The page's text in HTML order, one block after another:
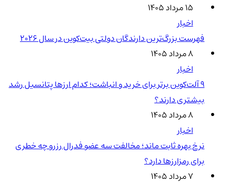
۱۵ مرداد ۱۴۰۵
اخبار
فهرست بزرگ‌ترین دارندگان دولتی بیت‌کوین در سال 2026
۸ مرداد ۱۴۰۵
اخبار
۹ آلت‌کوین برتر برای خرید و انباشت؛ کدام ارزها پتانسیل رشد
بیشتری دارند؟
۸ مرداد ۱۴۰۵
اخبار
نرخ بهره ثابت ماند؛ مخالفت سه عضو فدرال رزرو چه خطری
برای رمزارزها دارد؟
۷ مرداد ۱۴۰۵